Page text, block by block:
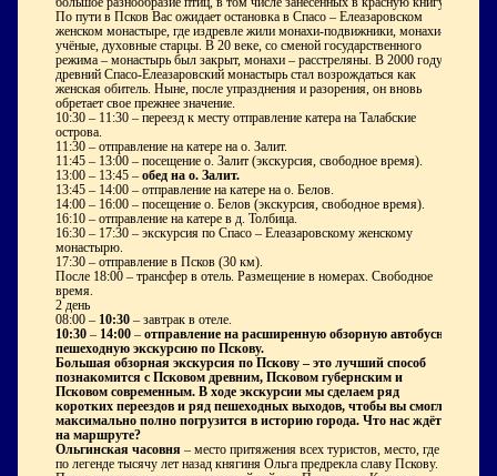
По пути в Псков Вас ожидает остановка в Спасо – Елеазаровском
женском монастыре, где издревле жили монахи-подвижники, монахи-
учёные, духовные старцы. В 20 веке, со сменой государственного
режима – монастырь был закрыт, монахи – расстреляны. В 2000 году
древний Спасо-Елеазаровский монастырь стал возрождаться как
женская обитель. Ныне, после упразднения и разорения, он вновь
обретает свое прежнее значение.
10:30 – 11:30 – переезд к месту отправление катера на Талабские
острова.
11:30 – отправление на катере на о. Залит.
11:45 – 13:00 – посещение о. Залит (экскурсия, свободное время).
13:00 – 13:45 – обед на о. Залит.
13:45 – 14:00 – отправление на катере на о. Белов.
14:00 – 16:00 – посещение о. Белов (экскурсия, свободное время).
16:10 – отправление на катере в д. Толбица.
16:30 – 17:30 – экскурсия по Спасо – Елеазаровскому женскому
монастырю.
17:30 – отправление в Псков (30 км).
После 18:00 – трансфер в отель. Размещение в номерах. Свободное
время.
2 день
08:00 – 10:30 – завтрак в отеле.
10:30 – 14:00 – отправление на расширенную обзорную автобусно-
пешеходную экскурсию по Пскову.
Большая обзорная экскурсия по Пскову – это лучший способ
познакомится с Псковом древним, Псковом губернским и
Псковом современным. В ходе экскурсии мы сделаем ряд
коротких переездов и ряд пешеходных выходов, чтобы вы смогли
максимально полно погрузится в историю города. Что нас ждёт
на маршруте?
Ольгинская часовня – место притяжения всех туристов, место, где
по легенде тысячу лет назад княгиня Ольга предрекла славу Пскову.